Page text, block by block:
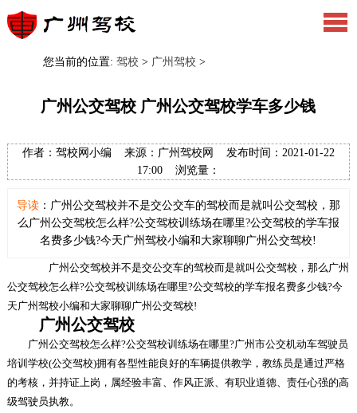
您当前的位置: 驾校 > 广州驾校 >
广州公交驾校 广州公交驾校学车多少钱
作者：驾校网小编 来源：广州驾校网 发布时间：2021-01-22
17:00 浏览量：
导读：广州公交驾校并不是交公交车的驾校而是就叫公交驾校，那
么广州公交驾校怎么样?公交驾校训练场在哪里?公交驾校的学车报
名费多少钱?今天广州驾校小编和大家聊聊广州公交驾校!
广州公交驾校并不是交公交车的驾校而是就叫公交驾校，那么广州
公交驾校怎么样?公交驾校训练场在哪里?公交驾校的学车报名费多少钱?今
天广州驾校小编和大家聊聊广州公交驾校!
广州公交驾校
广州公交驾校怎么样?公交驾校训练场在哪里?广州市公交机动车驾驶员
培训学校(公交驾校)拥有各型性能良好的车辆提供教学，教练员是通过严格
的考核，并持证上岗，属经验丰富、作风正派、有职业道德、责任心强的高
级驾驶员执教。